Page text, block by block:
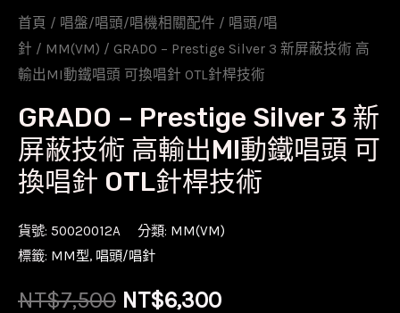
首頁 / 唱盤/唱頭/唱機相關配件 / 唱頭/唱
針 / MM(VM) / GRADO – Prestige Silver 3 新屏蔽技術 高
輸出MI動鐵唱頭 可換唱針 OTL針桿技術
GRADO – Prestige Silver 3 新
屏蔽技術 高輸出MI動鐵唱頭 可
換唱針 OTL針桿技術
貨號: 50020012A 分類: MM(VM)
標籤: MM型, 唱頭/唱針
NT$7,500 原
NT$6,300目